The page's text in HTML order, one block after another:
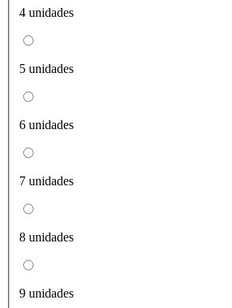
4 unidades
5 unidades
6 unidades
7 unidades
8 unidades
9 unidades